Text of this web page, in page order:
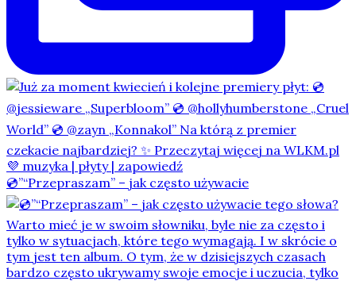
💿”“Przepraszam” – jak często używacie